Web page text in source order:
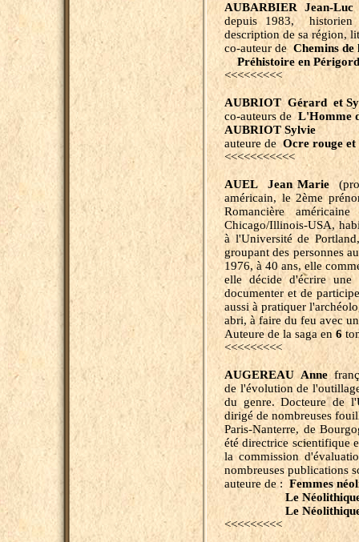
AUBARBIER Jean-Luc
depuis 1983,
description de sa région,
co-auteur de Chemins
Préhistoire en
<<<<<<<<<
AUBRIOT Gérard et
co-auteurs de L'Homme
AUBRIOT Sylvie
auteure de Ocre rouge et
<<<<<<<<<<<
AUEL Jean Marie
américain, le 2ème
Romancière
Chicago/Illinois-USA,
à l'Université de
groupant des personnes
1976, à 40 ans, elle
elle décide d'écrire une
documenter et de
aussi à pratiquer
abri, à faire du feu avec
Auteure de la saga en 6
<<<<<<<<<
AUGEREAU Anne
de l'évolution de
du genre. Docteure de
dirigé de nombreuses
Paris-Nanterre, de
été directrice scientifique
la commission
nombreuses publications
auteure de : Femmes
Le
Le
<<<<<<<<<